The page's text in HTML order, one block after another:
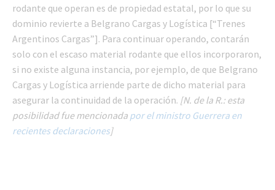
rodante que operan es de propiedad estatal, por lo que su
dominio revierte a Belgrano Cargas y Logística [“Trenes
Argentinos Cargas”]. Para continuar operando, contarán
solo con el escaso material rodante que ellos incorporaron,
si no existe alguna instancia, por ejemplo, de que Belgrano
Cargas y Logística arriende parte de dicho material para
asegurar la continuidad de la operación. [N. de la R.: esta
posibilidad fue mencionada por el ministro Guerrera en
recientes declaraciones]